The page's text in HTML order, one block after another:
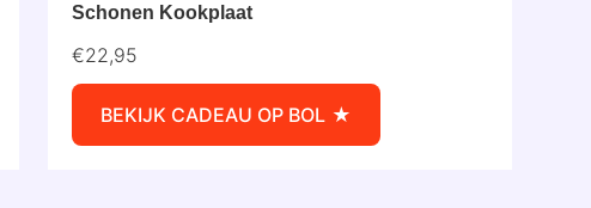
Schonen Kookplaat
€22,95
BEKIJK CADEAU OP BOL